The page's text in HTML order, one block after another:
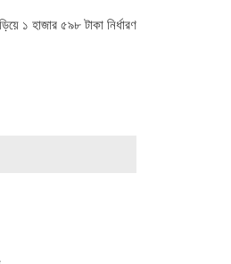
১ হাজার ৫৯৮ টাকা নির্ধারণ